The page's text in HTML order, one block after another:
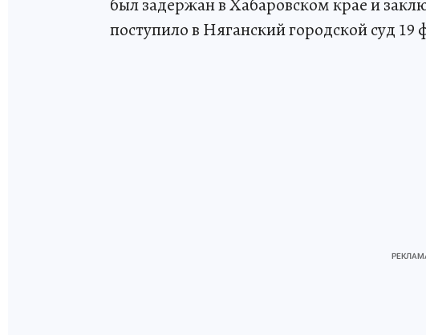
поступило в Няганский городской суд 19